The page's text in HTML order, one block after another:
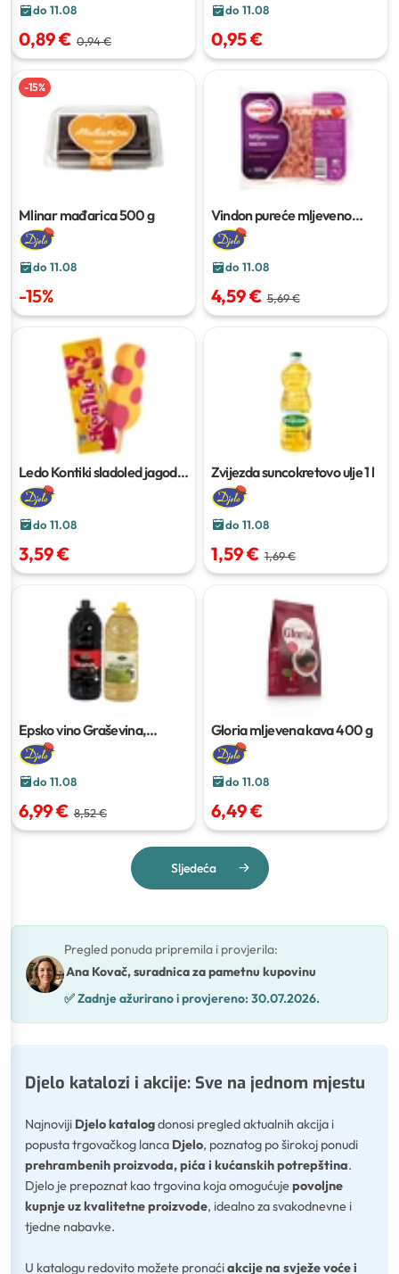
do 11.08
0,89 € 0,94 €
do 11.08
0,95 €
-15%
Mlinar mađarica500 g
do 11.08
-15%
Vindon pureće mljeveno
meso500 g
do 11.08
4,59 € 5,69 €
Ledo Kontiki sladoled jagoda,
mango-malina
ml
do 11.08
3,59 €
Zvijezda suncokretovo ulje1 l
do 11.08
1,59 € 1,69 €
Epsko vino Graševina,
Vranac
do 11.08
6,99 € 8,52 €
Gloria mljevena kava400 g
do 11.08
6,49 €
Sljedeća
Pregled ponuda pripremila i provjerila:
Ana Kovač, suradnica za pametnu kupovinu
✅Zadnje ažurirano i provjereno: 30.07.2026.
Djelo katalozi i akcije: Sve na jednom mjestu
Najnoviji Djelo katalogdonosi pregled aktualnih akcija i
popusta trgovačkog lanca Djelo, poznatog po širokoj ponudi
prehrambenih proizvoda, pića i kućanskih potrepština.
Djelo je prepoznat kao trgovina koja omogućujepovoljne
kupnje uz kvalitetne proizvode, idealno za svakodnevne i
tjedne nabavke.
U katalogu redovito možete pronaćiakcije na svježe voće i